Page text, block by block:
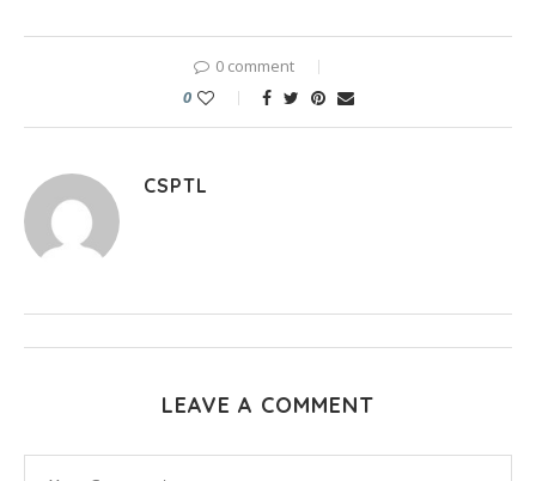
0 comment
0
CSPTL
LEAVE A COMMENT